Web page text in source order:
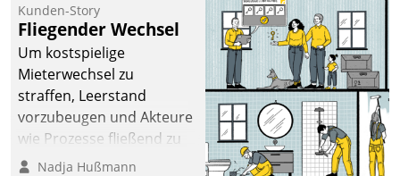
Quartier. Dazwischen
zeigte Datatrain, was es
Neues zu bieten hat.
Kunden-Story
Fliegender Wechsel
Um kostspielige
Mieterwechsel zu
straffen, Leerstand
vorzubeugen und Akteure
wie Prozesse fließend zu
vernetzen, nutzt die
Nadja Hußmann